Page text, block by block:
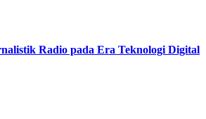
Radio pada Era Teknologi Digital